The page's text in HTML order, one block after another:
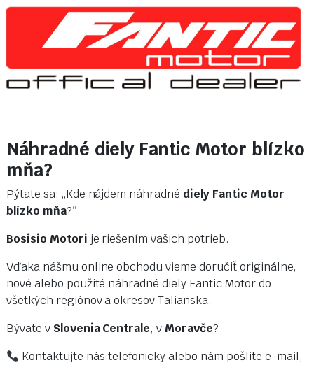
Náhradné diely Fantic Motor blízko
mňa?
Pýtate sa: „Kde nájdem náhradné diely Fantic Motor
blízko mňa?“
Bosisio Motori je riešením vašich potrieb.
Vďaka nášmu online obchodu vieme doručiť originálne,
nové alebo použité náhradné diely Fantic Motor do
všetkých regiónov a okresov Talianska.
Bývate v Slovenia Centrale, v Moravče?
Kontaktujte nás telefonicky alebo nám pošlite e-mail,